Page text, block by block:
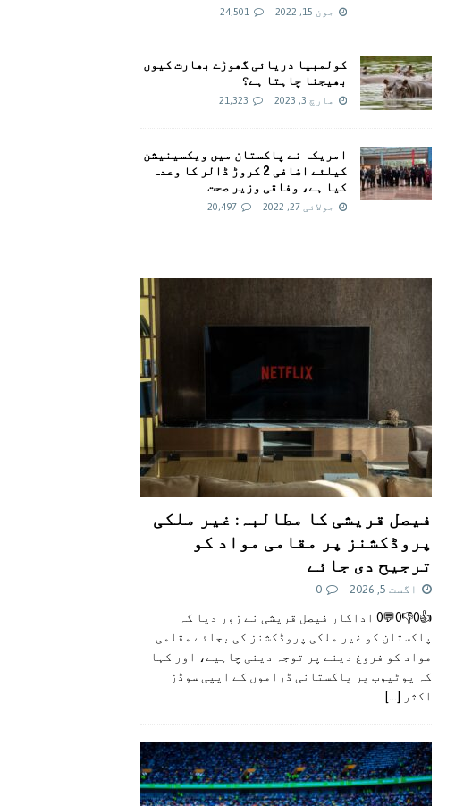
جون 15, 2022 24,501
کولمبیا دریائی گھوڑے بھارت کیوں
بھیجنا چاہتا ہے؟
مارچ 3, 2023 21,323
امريکہ نے پاکستان میں ویکسینیشن
کیلئے اضافی 2 کروڑ ڈالر کا وعدہ
کیا ہے، وفاقی وزیر صحت
جولائی 27, 2022 20,497
فیصل قریشی کا مطالبہ: غیر ملکی
پروڈکشنز پر مقامی مواد کو
ترجیح دی جائے
اگست 5, 2026 0
👍0👎0💬0 اداکار فیصل قریشی نے زور دیا کہ
پاکستان کو غیر ملکی پروڈکشنز کی بجائے مقامی
مواد کو فروغ دینے پر توجہ دینی چاہیے، اور کہا
کہ یوٹیوب پر پاکستانی ڈراموں کے ایپی سوڈز
اکثر
[...]